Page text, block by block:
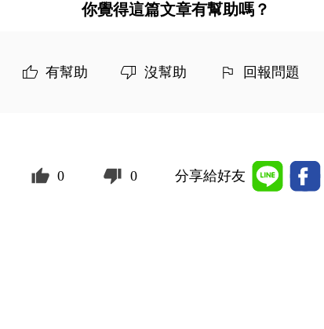
你覺得這篇文章有幫助嗎？
有幫助 沒幫助 回報問題
0 0 分享給好友